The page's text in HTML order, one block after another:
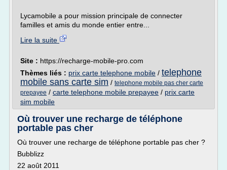
Lycamobile a pour mission principale de connecter
familles et amis du monde entier entre...
Lire la suite
Site : https://recharge-mobile-pro.com
Thèmes liés : prix carte telephone mobile / telephone
mobile sans carte sim / telephone mobile pas cher carte
prepayee / carte telephone mobile prepayee / prix carte
sim mobile
Où trouver une recharge de téléphone
portable pas cher
Où trouver une recharge de téléphone portable pas cher ?
Bubblizz
22 août 2011